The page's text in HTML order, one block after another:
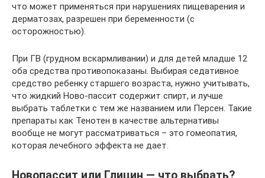
что может применяться при нарушениях пищеварения и
дерматозах, разрешен при беременности (с
осторожностью).
При ГВ (грудном вскармливании) и для детей младше 12
оба средства противопоказаны. Выбирая седативное
средство ребенку старшего возраста, нужно учитывать,
что жидкий Ново-пассит содержит спирт, и лучше
выбрать таблетки с тем же названием или Персен. Такие
препараты как Тенотен в качестве альтернативы
вообще не могут рассматриваться – это гомеопатия,
которая лечебного эффекта не дает.